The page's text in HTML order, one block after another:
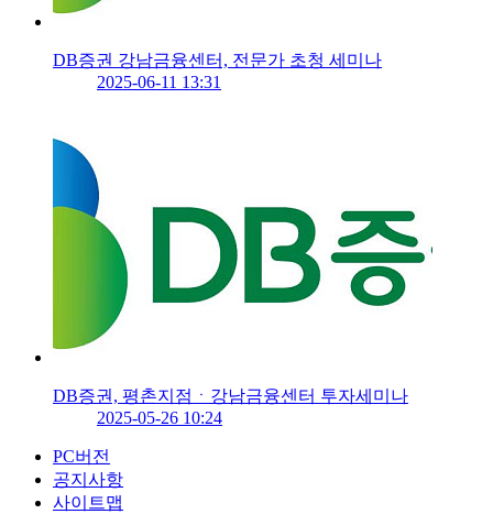
DB증권 강남금융센터, 전문가 초청 세미나
2025-06-11 13:31
DB증권, 평촌지점ㆍ강남금융센터 투자세미나
2025-05-26 10:24
PC버전
공지사항
사이트맵